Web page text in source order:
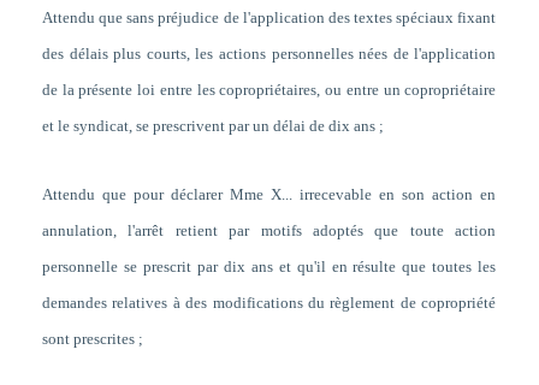
Attendu que sans préjudice de l'application des textes spéciaux fixant
des délais plus courts,les actions personnelles nées de l'application
de la présente loi entre les copropriétaires, ou entre un copropriétaire
et le syndicat, se prescrivent par un délai de dix ans;
Attendu que pour déclarer Mme X... irrecevable en son action en
annulation, l'arrêt retient par motifs adoptés que toute action
personnelle se prescrit par dix anset qu'il en résulte que toutes les
demandes relatives à des modifications du règlement de copropriété
sont prescrites ;